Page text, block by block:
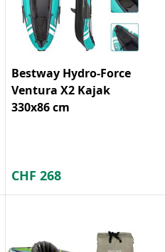
Bestway Hydro-Force
Ventura X2 Kajak
330x86 cm
CHF 268